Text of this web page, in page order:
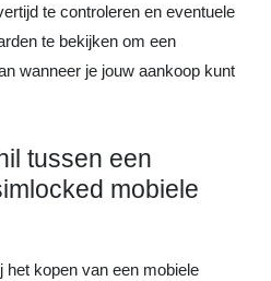
te controleren en eventuele
te bekijken om een
wanneer je jouw aankoop kunt
tussen een
mobiele
het kopen van een mobiele